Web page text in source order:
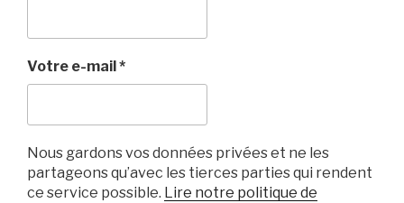
Votre e-mail*
Nous gardons vos données privées et ne les
partageons qu’avec les tierces parties qui rendent
ce service possible. Lire notre politique de